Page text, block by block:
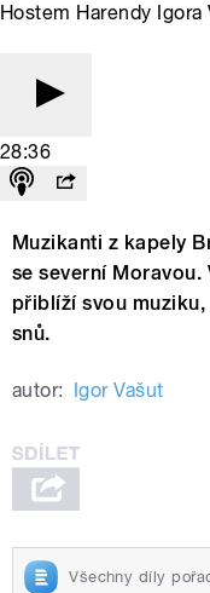
Hostem Harendy Igora
28:36
Muzikanti z kapely
se severní Moravou.
přiblíží svou
snů.
autor: Igor Vašut
Všechny díly